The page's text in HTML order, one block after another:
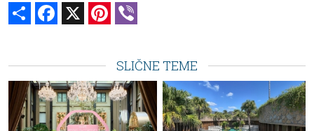
Share Facebook Pinterest
SLIČNE TEME